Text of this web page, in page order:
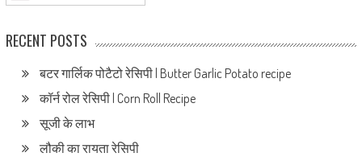
RECENT POSTS
बटर गार्लिक पोटैटो रेसिपी | Butter Garlic Potato recipe
कॉर्न रोल रेसिपी | Corn Roll Recipe
सूजी के लाभ
लौकी का रायता रेसिपी